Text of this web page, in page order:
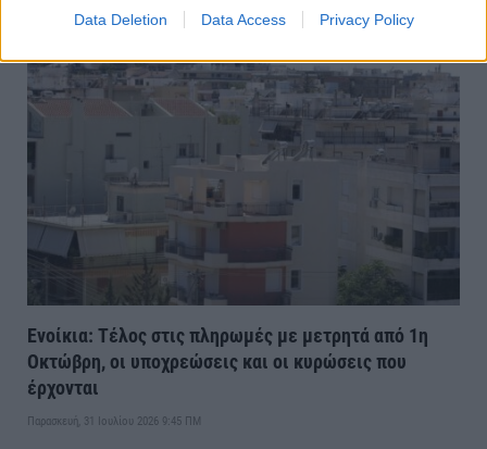
Data Deletion Data Access Privacy Policy
Τετάρτη, 5 Αυγούστου 2026 10:28 ΠΜ
Ενοίκια: Τέλος στις πληρωμές με μετρητά από 1η
Οκτώβρη, οι υποχρεώσεις και οι κυρώσεις που
έρχονται
Παρασκευή, 31 Ιουλίου 2026 9:45 ΠΜ